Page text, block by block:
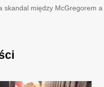
skandal między McGregorem a